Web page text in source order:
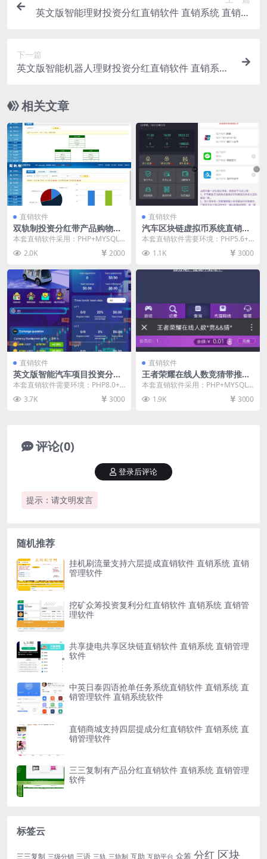
英文版智能理财投资分红直销软件 直销系统 直销管
下一篇
英文版智能机器人理财投资分红直销软件 直销系统
相关文章
直销软件
双轨制投资分红带产品购物直
销软件 直销系统 直销管理软
本套直销软件采用：PHP+MYSQL
开发，是一套双轨制投资分红带产
品购物直销软件...
2.0K 2000
直销软件
汽车区块链虚拟币系统直销软
件 直销系统 直销管理软件
本套直销软件需要环境：PHP5.6+
MYSQL，是一套汽车区块链虚拟币
系统直销软...
1.1K 3000
直销软件
英文版智能汽车项目投资分红
直销软件 直销系统 直销管理
本套直销软件需要环境：PHP8.0+
MYSQL，是一套英文版智能汽车项
目投资分红...
3.7K 3000
直销软件
王者荣耀在线人数竞猜带推荐
提成直销软件 直销系统 直销
本套直销软件采用：PHP+MYSQL
开发，是一套王者荣耀在线人数竞
猜带推荐提成直...
1.9K 3000
评论(0)
提示：请文明发言
登录后评论
随机推荐
挂机刷流量支持六层提成直销软件 直销系统 直销
管理软件
挖矿众筹投资复利分红直销软件 直销系统 直销管
理软件
共享捷电共享区块链直销软件 直销系统 直销管理
软件
中英日泰四语抢单任务系统直销软件 直销系统 直
销管理软件 直销系统软件
直销商城支持四层提成分红直销软件 直销系统 直
销管理软件
三三复制有产品分红直销软件 直销系统 直销管理
软件
标签云
三三复制 三级分销 三语 三轨 三轨制 互助 互助平台 众筹 分红 区块